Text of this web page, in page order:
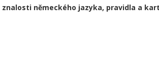
německého jazyka, pravidla a